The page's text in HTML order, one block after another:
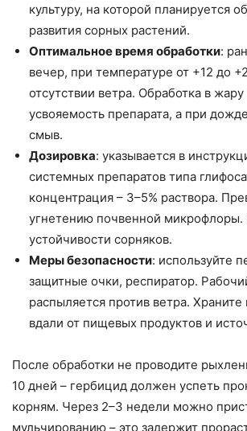
культуру, на которой планируется
развития сорных растений.
Оптимальное время обработки:
вечер, при температуре от +12 до
отсутствии ветра. Обработка в
усвояемость препарата, а при
смыв.
Дозировка: указывается в
системных препаратов типа
концентрация – 3–5% раствора.
угнетению почвенной микрофлоры.
устойчивости сорняков.
Меры безопасности: используйте
защитные очки, респиратор.
распыляется против ветра.
вдали от пищевых продуктов и
После обработки не проводите
10 дней – гербицид должен успеть
корням. Через 2–3 недели можно
мульчированию – это задержит